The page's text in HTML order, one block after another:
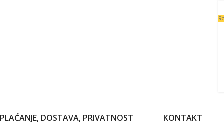
PLAĆANJE, DOSTAVA, PRIVATNOST KONTAKT